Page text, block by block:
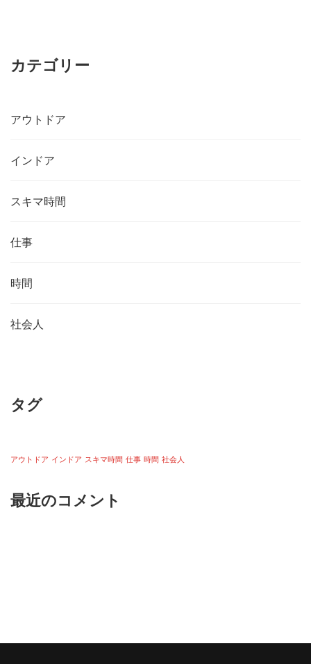
カテゴリー
アウトドア
インドア
スキマ時間
仕事
時間
社会人
タグ
アウトドア インドア スキマ時間 仕事 時間 社会人
最近のコメント